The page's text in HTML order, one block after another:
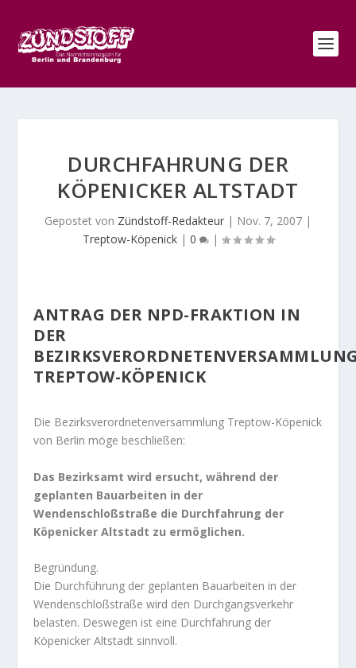
DURCHFAHRUNG DER
KÖPENICKER ALTSTADT
Gepostet von Zündstoff-Redakteur | Nov. 7, 2007 |
Treptow-Köpenick| 0 |
ANTRAG DER NPD-FRAKTION IN
DER
TREPTOW-KÖPENICK
Die Bezirksverordnetenversammlung Treptow-Köpenick
von Berlin möge beschließen:
Das Bezirksamt wird ersucht, während der
geplanten Bauarbeiten in der
Wendenschloßstraße die Durchfahrung der
Köpenicker Altstadt zu ermöglichen.
Begründung.
Die Durchführung der geplanten Bauarbeiten in der
Wendenschloßstraße wird den Durchgangsverkehr
belasten. Deswegen ist eine Durchfahrung der
Köpenicker Altstadt sinnvoll.